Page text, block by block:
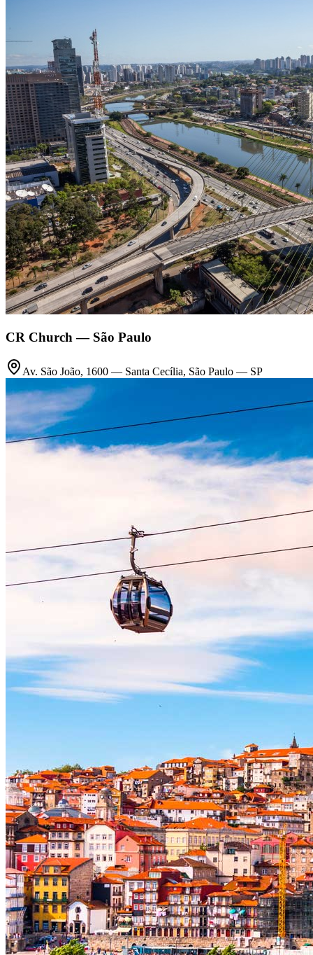
CR Church — São Paulo
Av. São João, 1600 — Santa Cecília, São Paulo — SP